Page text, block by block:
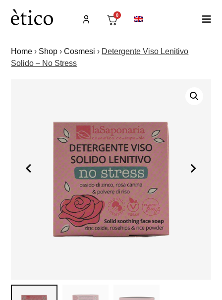
0
Home › Shop ›Cosmesi › Detergente Viso Lenitivo
Solido – No Stress